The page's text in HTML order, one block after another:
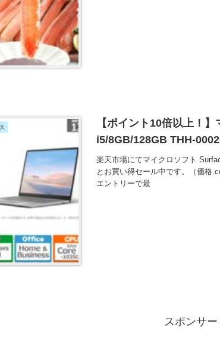
【ポイント10倍以上！
i5/8GB/128GB THH-
楽天市場にてマイクロソフト
とお買い得セール中です。（価
エントリーで最
スポンサー